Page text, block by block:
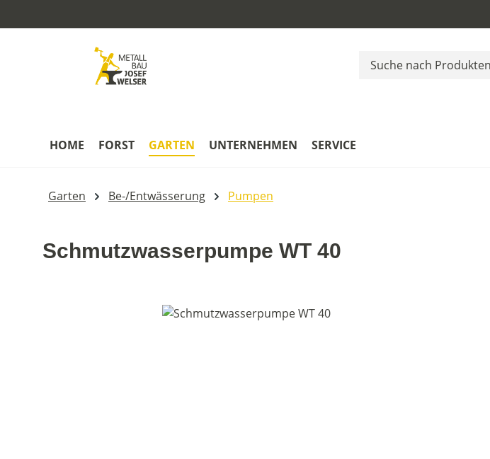
HOME FORST GARTEN UNTERNEHMEN SERVICE
Garten Be-/Entwässerung Pumpen
Schmutzwasserpumpe WT 40
Bildergalerie überspringen